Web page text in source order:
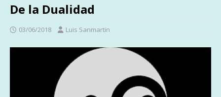
De la Dualidad
03/06/2018 Luis Sanmartin